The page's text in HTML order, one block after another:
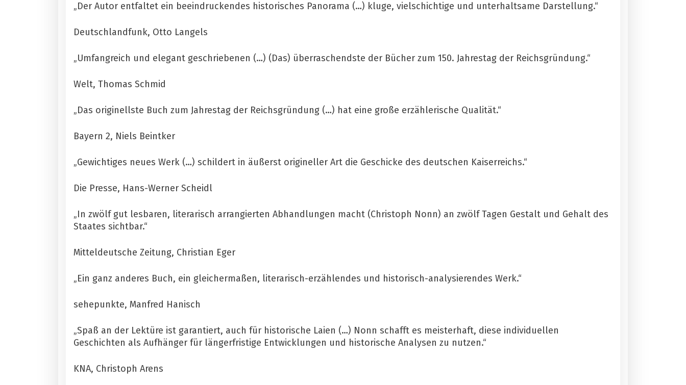
„Der Autor entfaltet ein beeindruckendes historisches Panorama (…) kluge, vielschichtige und unterhaltsame Darstellung.“
Deutschlandfunk, Otto Langels
„Umfangreich und elegant geschriebenen (…) (Das) überraschendste der Bücher zum 150. Jahrestag der Reichsgründung.“
Welt, Thomas Schmid
„Das originellste Buch zum Jahrestag der Reichsgründung (…) hat eine große erzählerische Qualität.“
Bayern 2, Niels Beintker
„Gewichtiges neues Werk (…) schildert in äußerst origineller Art die Geschicke des deutschen Kaiserreichs.“
Die Presse, Hans-Werner Scheidl
„In zwölf gut lesbaren, literarisch arrangierten Abhandlungen macht (Christoph Nonn) an zwölf Tagen Gestalt und Gehalt des
Staates sichtbar.“
Mitteldeutsche Zeitung, Christian Eger
„Ein ganz anderes Buch, ein gleichermaßen, literarisch-erzählendes und historisch-analysierendes Werk.“
sehepunkte, Manfred Hanisch
„Spaß an der Lektüre ist garantiert, auch für historische Laien (…) Nonn schafft es meisterhaft, diese individuellen
Geschichten als Aufhänger für längerfristige Entwicklungen und historische Analysen zu nutzen.“
KNA, Christoph Arens